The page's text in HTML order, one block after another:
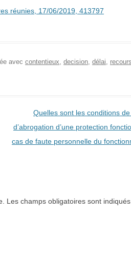
réunies, 17/06/2019, 413797
avec contentieux, decision, délai, recours
Quelles sont les conditions
d’abrogation d’une protection
cas de faute personnelle du
Les champs obligatoires sont